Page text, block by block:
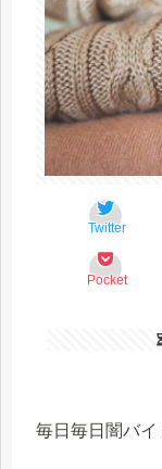
Twitter
Pocket
毎日毎日闇バイ